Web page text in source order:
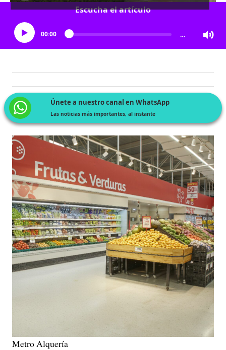
Escucha el artículo
00:00 …
Únete a nuestro canal en WhatsApp
Las noticias más importantes, al instante
Metro Alquería